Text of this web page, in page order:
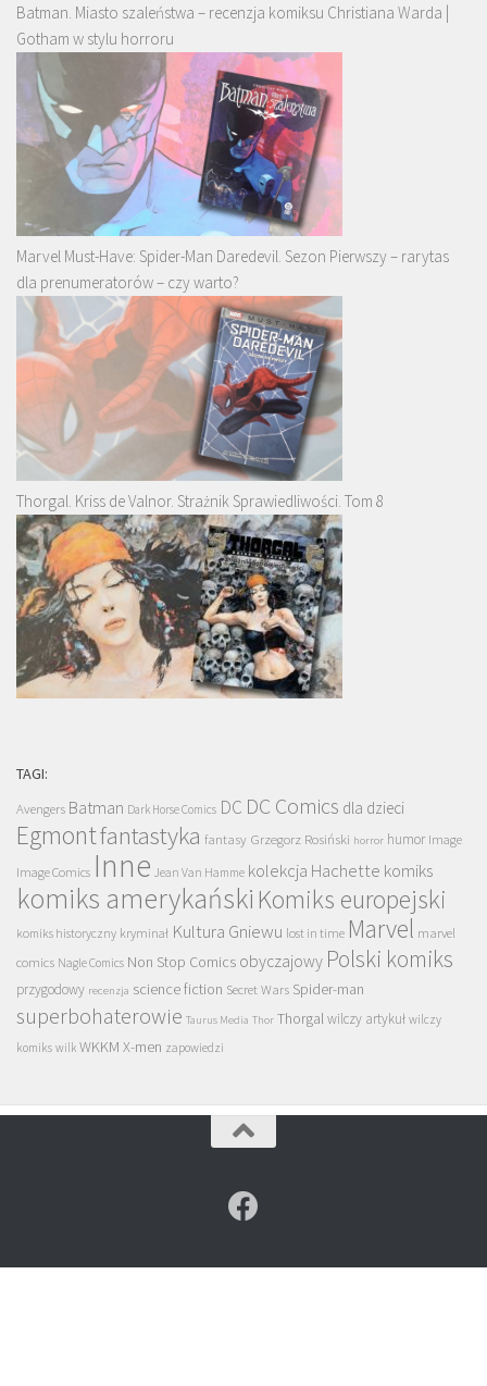
Batman. Miasto szaleństwa – recenzja komiksu Christiana Warda |
Gotham w stylu horroru
Marvel Must-Have: Spider-Man Daredevil. Sezon Pierwszy – rarytas
dla prenumeratorów – czy warto?
Thorgal. Kriss de Valnor. Strażnik Sprawiedliwości. Tom 8
TAGI:
Avengers Batman Dark Horse Comics DC DC Comics dla dzieci
Egmontfantastyka fantasy Grzegorz Rosiński horror humor Image
Image Comics Inne Jean Van Hamme kolekcja Hachette komiks
komiks amerykański Komiks europejski
komiks historyczny kryminał Kultura Gniewu lost in time Marvel marvel
comics Nagle Comics Non Stop Comics obyczajowy Polski komiks
przygodowy recenzja science fiction Secret Wars Spider-man
superbohaterowie Taurus Media Thor Thorgal wilczy artykuł wilczy
komiks wilk WKKM X-men zapowiedzi